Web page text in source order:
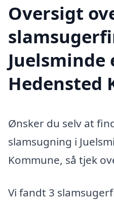
Oversigt
Juelsminde
Hedensted
Ønsker du selv at
slamsugning i
Kommune, så tjek
Vi fandt 3